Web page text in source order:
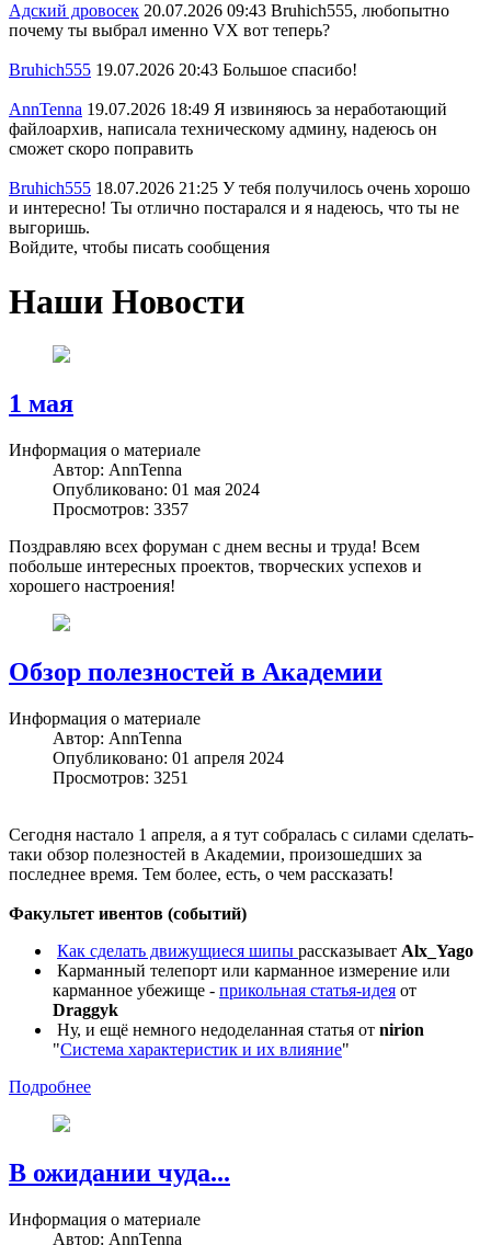
Адский дровосек 20.07.2026 09:43 Bruhich555, любопытно
почему ты выбрал именно VX вот теперь?
Bruhich555 19.07.2026 20:43 Большое спасибо!
AnnTenna 19.07.2026 18:49 Я извиняюсь за неработающий
файлоархив, написала техническому админу, надеюсь он
сможет скоро поправить
Bruhich555 18.07.2026 21:25 У тебя получилось очень хорошо
и интересно! Ты отлично постарался и я надеюсь, что ты не
выгоришь.
Войдите, чтобы писать сообщения
Наши Новости
1 мая
Информация о материале
Автор: AnnTenna
Опубликовано: 01 мая 2024
Просмотров: 3357
Поздравляю всех форуман с днем весны и труда! Всем
побольше интересных проектов, творческих успехов и
хорошего настроения!
Обзор полезностей в Академии
Информация о материале
Автор: AnnTenna
Опубликовано: 01 апреля 2024
Просмотров: 3251
Сегодня настало 1 апреля, а я тут собралась с силами сделать-
таки обзор полезностей в Академии, произошедших за
последнее время. Тем более, есть, о чем рассказать!
Факультет ивентов (событий)
Как сделать движущиеся шипы рассказывает Alx_Yago
Карманный телепорт или карманное измерение или
карманное убежище - прикольная статья-идея от
Draggyk
Ну, и ещё немного недоделанная статья от nirion
"Система характеристик и их влияние"
Подробнее
В ожидании чуда...
Информация о материале
Автор: AnnTenna